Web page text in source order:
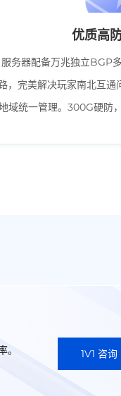
优质高
服务器配备万兆独立BGP
，完美解决玩家南北互
域统一管理。300G硬防
1V1 咨询